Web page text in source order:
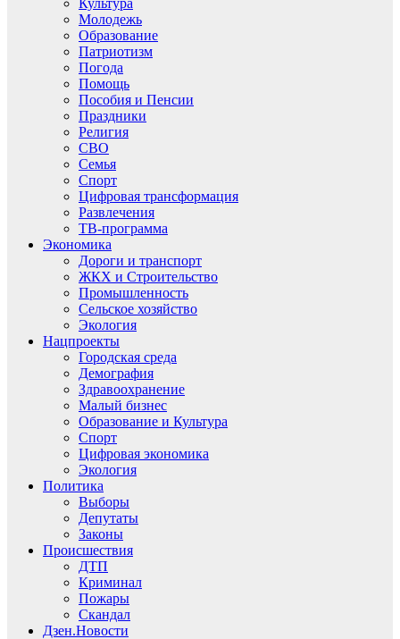
Культура
Молодежь
Образование
Патриотизм
Погода
Помощь
Пособия и Пенсии
Праздники
Религия
СВО
Семья
Спорт
Цифровая трансформация
Развлечения
ТВ-программа
Экономика
Дороги и транспорт
ЖКХ и Строительство
Промышленность
Сельское хозяйство
Экология
Нацпроекты
Городская среда
Демография
Здравоохранение
Малый бизнес
Образование и Культура
Спорт
Цифровая экономика
Экология
Политика
Выборы
Депутаты
Законы
Происшествия
ДТП
Криминал
Пожары
Скандал
Дзен.Новости